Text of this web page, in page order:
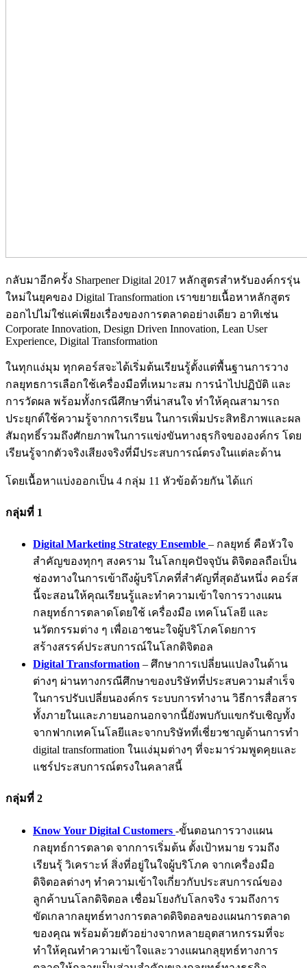
กลับมาอีกครั้ง Sharpener Digital 2017 หลักสูตรสำหรับองค์กรรุ่น
ใหม่ในยุคของ Digital Transformation เราขยายเนื้อหาหลักสูตร
ออกไปไม่ใช่แค่เพียงเรื่องของการตลาดอย่างเดียว อาทิเช่น
Corporate Innovation, Design Driven Innovation, Lean User
Experience, Digital Transformation
ในทุกแง่มุม ทุกคอร์สจะได้เริ่มต้นเรียนรู้ตั้งแต่พื้นฐานการวาง
กลยุทธการเลือกใช้เครื่องมือที่เหมาะสม การนำไปปฏิบัติ และ
การวัดผล พร้อมทั้งกรณีศึกษาที่น่าสนใจ ทำให้คุณสามารถ
ประยุกต์ใช้ความรู้จากการเรียน ในการเพิ่มประสิทธิภาพและผล
สัมฤทธิ์รวมถึงศักยภาพในการแข่งขันทางธุรกิจขององค์กร โดย
เรียนรู้จากตัวจริงเสียงจริงที่มีประสบการณ์ตรงในแต่ละด้าน
โดยเนื้อหาแบ่งออกเป็น 4 กลุ่ม 11 หัวข้อด้วยกัน ได้แก่
กลุ่มที่ 1
Digital Marketing Strategy Ensemble – กลยุทธ์ คือหัวใจ
สำคัญของทุกๆ สงคราม ในโลกยุคปัจจุบัน ดิจิตอลถือเป็น
ช่องทางในการเข้าถึงผู้บริโภคที่สำคัญที่สุดอันหนึ่ง คอร์ส
นี้จะสอนให้คุณเรียนรู้และทำความเข้าใจการวางแผน
กลยุทธ์การตลาดโดยใช้ เครื่องมือ เทคโนโลยี และ
นวัตกรรมต่าง ๆ เพื่อเอาชนะใจผู้บริโภคโดยการ
สร้างสรรค์ประสบการณ์ในโลกดิจิตอล
Digital Transformation – ศึกษาการเปลี่ยนแปลงในด้าน
ต่างๆ ผ่านทางกรณีศึกษาของบริษัทที่ประสบความสำเร็จ
ในการปรับเปลี่ยนองค์กร ระบบการทำงาน วิธีการสื่อสาร
ทั้งภายในและภายนอกนอกจากนี้ยังพบกับแขกรับเชิญทั้ง
จากฟากเทคโนโลยีและจากบริษัทที่เชี่ยวชาญด้านการทำ
digital transformation ในแง่มุมต่างๆ ที่จะมาร่วมพูดคุยและ
แชร์ประสบการณ์ตรงในคลาสนี้
กลุ่มที่ 2
Know Your Digital Customers -ขั้นตอนการวางแผน
กลยุทธ์การตลาด จากการเริ่มต้น ตั้งเป้าหมาย รวมถึง
เรียนรุ้ วิเคราะห์ สิ่งที่อยู่ในใจผู้บริโภค จากเครื่องมือ
ดิจิตอลต่างๆ ทำความเข้าใจเกี่ยวกับประสบการณ์ของ
ลูกค้าบนโลกดิจิตอล เชื่อมโยงกับโลกจริง รวมถึงการ
ขัดเกลากลยุทธ์ทางการตลาดดิจิตอลของแผนการตลาด
ของคุณ พร้อมด้วยตัวอย่างจากหลายอุตสาหกรรมที่จะ
ทำให้คุณทำความเข้าใจและวางแผนกลุยุทธ์ทางการ